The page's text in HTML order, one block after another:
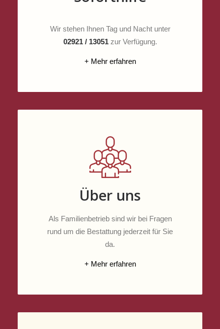
Wir stehen Ihnen Tag und Nacht unter
02921 / 13051zur Verfügung.
+ Mehr erfahren
Über uns
Als Familienbetrieb sind wir bei Fragen
rund um die Bestattung jederzeit für Sie
da.
+ Mehr erfahren